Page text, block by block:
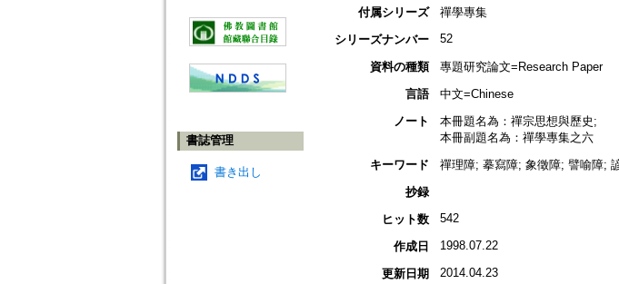
書誌管理
書き出し
付属シリーズ
禪學專集
シリーズナンバー
52
資料の種類
專題研究論文=Research Paper
言語
中文=Chinese
ノート
本冊題名為：禪宗思想與歷史;
本冊副題名為：禪學專集之六
キーワード
禪理障; 摹寫障; 象徵障; 譬喻障;
抄録
ヒット数
542
作成日 1998.07.22
更新日期 2014.04.23